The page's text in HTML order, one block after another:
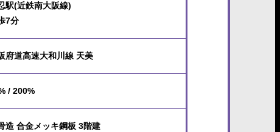
駅(近鉄南大阪線)
7分
府道高速大和川線 天美
/ 200%
造 合金メッキ鋼板 3階建